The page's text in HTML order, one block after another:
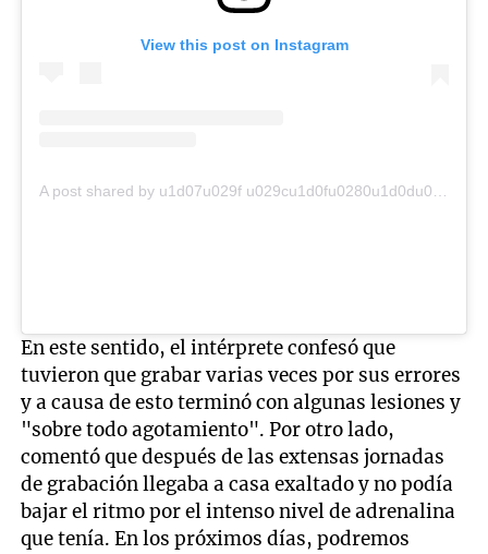
View this post on Instagram
A post shared by u1d07u029f u029cu1d0fu0280u1d0du026au0262u1d1cu1d07u0280u1d0f (u0040elhormiguero)
En este sentido, el intérprete confesó que
tuvieron que grabar varias veces por sus errores
y a causa de esto terminó con algunas lesiones y
"sobre todo agotamiento". Por otro lado,
comentó que después de las extensas jornadas
de grabación llegaba a casa exaltado y no podía
bajar el ritmo por el intenso nivel de adrenalina
que tenía. En los próximos días, podremos